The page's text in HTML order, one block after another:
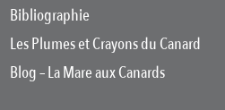
Bibliographie
Les Plumes et Crayons du Canard
Blog – La Mare aux Canards